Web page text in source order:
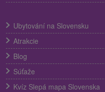
Ubytování na Slovensku
Atrakcie
Blog
Súťaže
Kvíz Slepá mapa Slovenska